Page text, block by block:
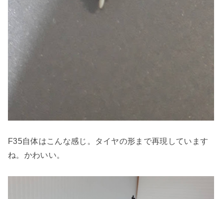
F35自体はこんな感じ。タイヤの形まで再現しています
ね。かわいい。